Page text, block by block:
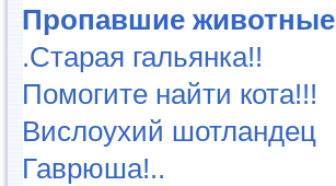
Пропавшие животные
.Старая гальянка!!
Помогите найти кота!!!
Вислоухий шотландец
Гаврюша!..